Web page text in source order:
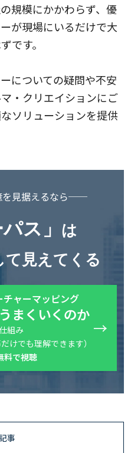
規模にかかわらず、優
が現場にいるだけで大
です。
についての疑問や不安
・クリエイションにご
ソリューションを提供
を見据えるなら──
ス」 は
見えてくる
チャーマッピング
まくいくのか
組み
けでも理解できます）
料で視聴
事